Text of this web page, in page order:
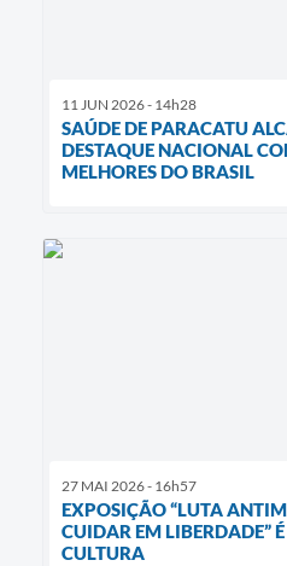
11 JUN 2026 - 14h28
SAÚDE DE PARACATU
DESTAQUE NACIONAL
MELHORES DO BRASIL
27 MAI 2026 - 16h57
EXPOSIÇÃO “LUTA
CUIDAR EM LIBERDADE”
CULTURA